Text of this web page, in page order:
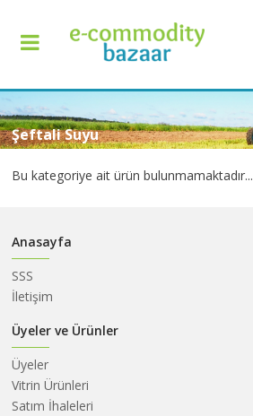
+90
425
13
70
ANASAYFA
KATEGORİ
HAKKIMIZDA
Şeftali Suyu
Bu kategoriye ait ürün bulunmamaktadır...
Anasayfa
SSS
İletişim
Üyeler ve Ürünler
Üyeler
Vitrin Ürünleri
Satım İhaleleri